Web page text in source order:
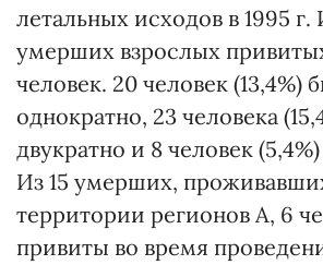
летальных исходов в 1995 г.
умерших взрослых
человек. 20 человек (13,4%)
однократно, 23 человека
двукратно и 8 человек
Из 15 умерших,
территории регионов А, 6
привиты во время